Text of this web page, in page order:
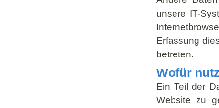
unsere IT-
Erfassung
betreten.
Wofür
Ein Teil der
Website zu